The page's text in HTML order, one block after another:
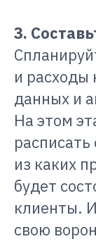
3.
и расходы
данных и
На этом
расписать
из каких
будет
клиенты.
свою